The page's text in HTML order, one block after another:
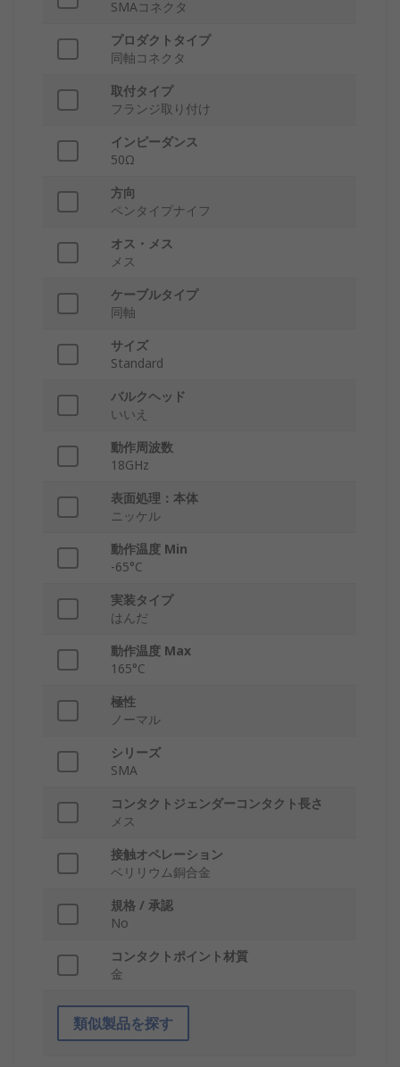
SMAコネクタ
プロダクトタイプ
同軸コネクタ
取付タイプ
フランジ取り付け
インピーダンス
50Ω
方向
ペンタイプナイフ
オス・メス
メス
ケーブルタイプ
同軸
サイズ
Standard
バルクヘッド
いいえ
動作周波数
18GHz
表面処理：本体
ニッケル
動作温度 Min
-65°C
実装タイプ
はんだ
動作温度 Max
165°C
極性
ノーマル
シリーズ
SMA
コンタクトジェンダーコンタクト長さ
メス
接触オペレーション
ベリリウム銅合金
規格 / 承認
No
コンタクトポイント材質
金
類似製品を探す